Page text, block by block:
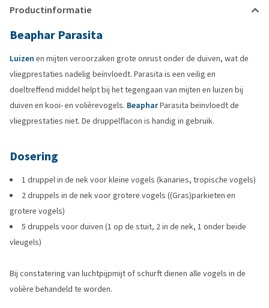
Productinformatie
Beaphar Parasita
Luizen en mijten veroorzaken grote onrust onder de duiven, wat de
vliegprestaties nadelig beïnvloedt. Parasita is een veilig en
doeltreffend middel helpt bij het tegengaan van mijten en luizen bij
duiven en kooi- en volièrevogels. BeapharParasita beïnvloedt de
vliegprestaties niet. De druppelflacon is handig in gebruik.
Dosering
1 druppel in de nek voor kleine vogels (kanaries, tropische vogels)
2 druppels in de nek voor grotere vogels ((Gras)parkieten en
grotere vogels)
5 druppels voor duiven (1 op de stuit, 2 in de nek, 1 onder beide
vleugels)
Bij constatering van luchtpijpmijt of schurft dienen alle vogels in de
volière behandeld te worden.